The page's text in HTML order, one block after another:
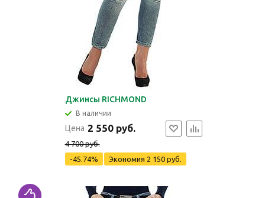
Джинсы RICHMOND
В наличии
Цена 2 550 руб.
4 700 руб.
-45.74%
Экономия 2 150 руб.